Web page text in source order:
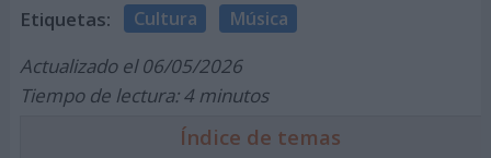
Etiquetas: Cultura Música
Actualizado el 06/05/2026
Tiempo de lectura: 4 minutos
Índice de temas